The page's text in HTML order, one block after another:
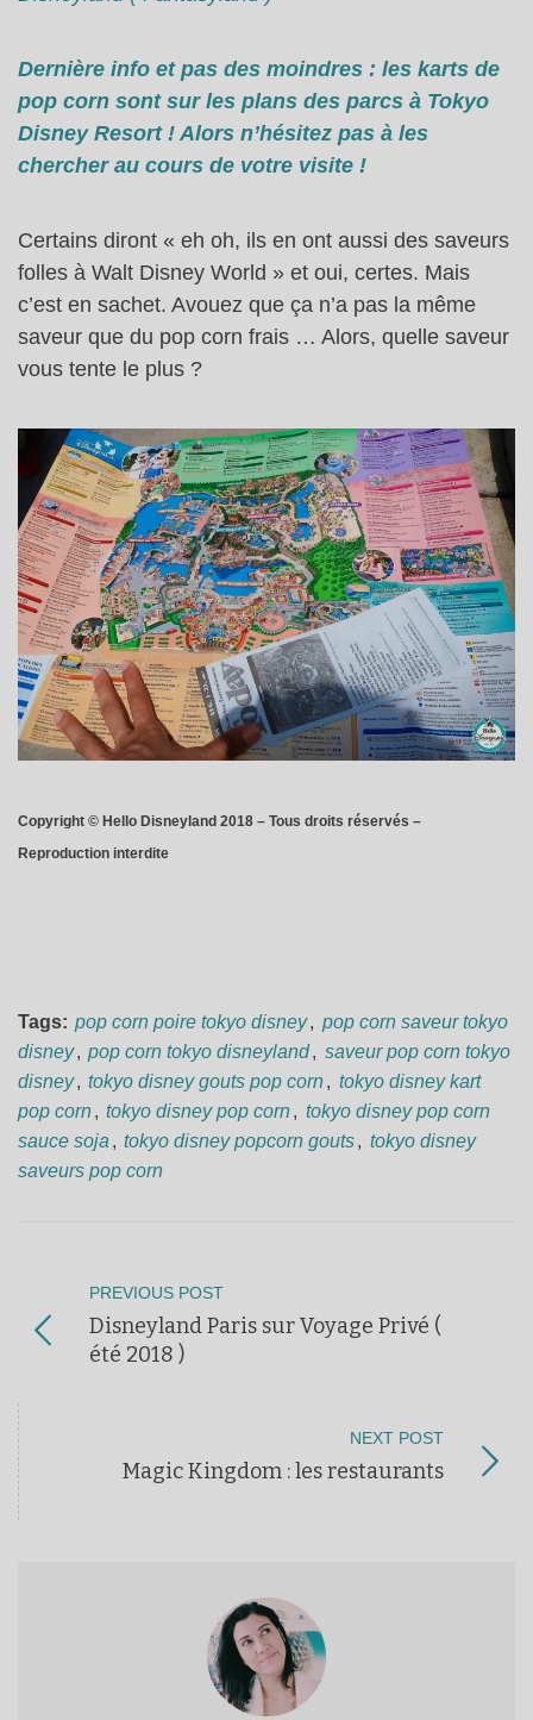
Dernière info et pas des moindres : les karts de
pop corn sont sur les plans des parcs à Tokyo
Disney Resort ! Alors n’hésitez pas à les
chercher au cours de votre visite !
Certains diront « eh oh, ils en ont aussi des saveurs
folles à Walt Disney World » et oui, certes. Mais
c’est en sachet. Avouez que ça n’a pas la même
saveur que du pop corn frais … Alors, quelle saveur
vous tente le plus ?
Copyright © Hello Disneyland 2018 – Tous droits réservés –
Reproduction interdite
Tags: pop corn poire tokyo disney, pop corn saveur tokyo
disney, pop corn tokyo disneyland, saveur pop corn tokyo
disney, tokyo disney gouts pop corn, tokyo disney kart
pop corn, tokyo disney pop corn, tokyo disney pop corn
sauce soja , tokyo disney popcorn gouts, tokyo disney
saveurs pop corn
PREVIOUS POST
Disneyland Paris sur Voyage Privé (
été 2018 )
NEXT POST
Magic Kingdom : les restaurants